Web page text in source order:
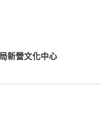
新營文化中心